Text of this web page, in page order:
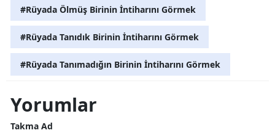
#Rüyada Ölmüş Birinin İntiharını Görmek
#Rüyada Tanıdık Birinin İntiharını Görmek
#Rüyada Tanımadığın Birinin İntiharını Görmek
Yorumlar
Takma Ad